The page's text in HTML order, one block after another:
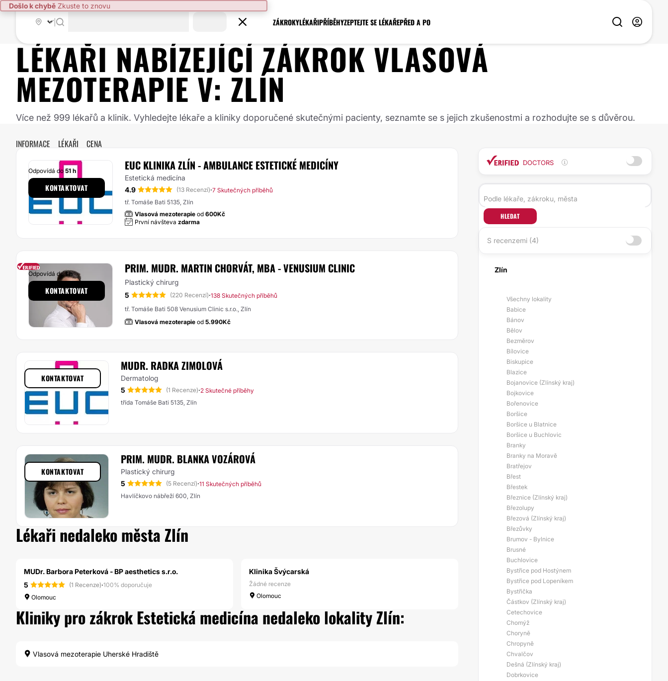
Došlo k chybě Zkuste to znovu
ZÁKROKYLÉKAŘIPŘÍBĚHYZEPTEJTE SE LÉKAŘEPŘED A PO
LÉKAŘI NABÍZEJÍCÍ ZÁKROKVLASOVÁ
MEZOTERAPIE V: ZLÍN
Více než 999 lékařů a klinik. Vyhledejte lékaře a kliniky doporučené skutečnými pacienty, seznamte se s jejich zkušenostmi a rozhodujte se s důvěrou.
INFORMACE LÉKAŘI CENA
EUC KLINIKA ZLÍN - AMBULANCE ESTETICKÉ MEDICÍNY
Estetická medicína
4.9
(13 Recenzí)·7 Skutečných příběhů
tř. Tomáše Bati 5135, Zlín
Vlasová mezoterapie od 600Kč
První návšteva zdarma
Odpovídá do 51 h
KONTAKTOVAT
PRIM. MUDR. MARTIN CHORVÁT, MBA - VENUSIUM CLINIC
Plastický chirurg
5
(220 Recenzí)·138 Skutečných příběhů
tř. Tomáše Bati 508 Venusium Clinic s.r.o., Zlín
Vlasová mezoterapie od 5.990Kč
Odpovídá do1 h
KONTAKTOVAT
MUDR. RADKA ZIMOLOVÁ
Dermatolog
5
(1 Recenze)·2 Skutečné příběhy
třída Tomáše Bati 5135, Zlín
KONTAKTOVAT
PRIM. MUDR. BLANKA VOZÁROVÁ
Plastický chirurg
5
(5 Recenzí)·11 Skutečných příběhů
Havlíčkovo nábřeží 600, Zlín
KONTAKTOVAT
Lékaři nedaleko města Zlín
MUDr. Barbora Peterková - BP aesthetics s.r.o.
5
(1 Recenze)·100% doporučuje
Olomouc
Klinika Švýcarská
Žádné recenze
Olomouc
Kliniky pro zákrok Estetická medicína nedaleko lokality Zlín:
Vlasová mezoterapie Uherské Hradiště
DOCTORS
HLEDAT
S recenzemi (4)
Zlín
Všechny lokality
Babice
Bánov
Bělov
Bezměrov
Bílovice
Biskupice
Blazice
Bojanovice (Zlínský kraj)
Bojkovice
Bořenovice
Boršice
Boršice u Blatnice
Boršice u Buchlovic
Branky
Branky na Moravě
Bratřejov
Břest
Břestek
Březnice (Zlínský kraj)
Březolupy
Březová (Zlínský kraj)
Březůvky
Brumov - Bylnice
Brusné
Buchlovice
Bystřice pod Hostýnem
Bystřice pod Lopeníkem
Bystřička
Částkov (Zlínský kraj)
Cetechovice
Chomýž
Choryně
Chropyně
Chvalčov
Dešná (Zlínský kraj)
Dobrkovice